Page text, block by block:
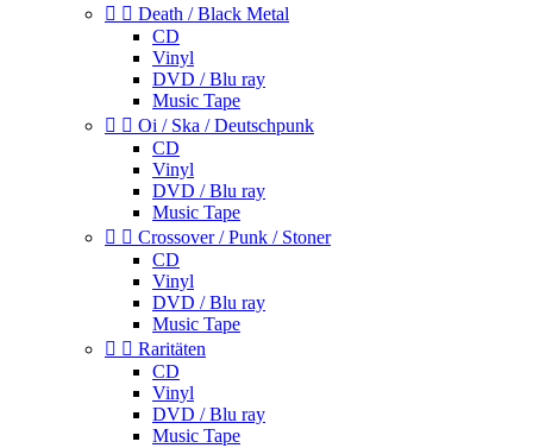
  Death / Black Metal
CD
Vinyl
DVD / Blu ray
Music Tape
  Oi / Ska / Deutschpunk
CD
Vinyl
DVD / Blu ray
Music Tape
  Crossover / Punk / Stoner
CD
Vinyl
DVD / Blu ray
Music Tape
  Raritäten
CD
Vinyl
DVD / Blu ray
Music Tape